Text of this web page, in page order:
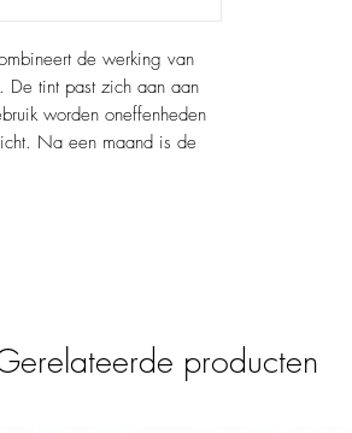
de werking van
De tint past zich aan aan
worden oneffenheden
Na een maand is de
producten